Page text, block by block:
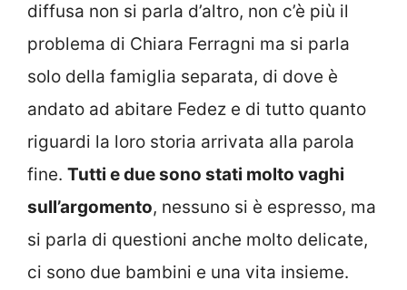
diffusa non si parla d’altro, non c’è più il
problema di Chiara Ferragni ma si parla
solo della famiglia separata, di dove è
andato ad abitare Fedez e di tutto quanto
riguardi la loro storia arrivata alla parola
fine. Tutti e due sono stati molto vaghi
sull’argomento, nessuno si è espresso, ma
si parla di questioni anche molto delicate,
ci sono due bambini e una vita insieme.